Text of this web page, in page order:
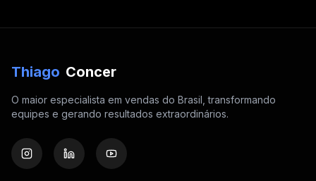
Thiago Concer
O maior especialista em vendas do Brasil, transformando
equipes e gerando resultados extraordinários.